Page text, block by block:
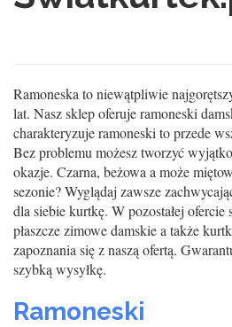
Ramoneska to niewątpliwie
lat. Nasz sklep oferuje ramoneski
charakteryzuje ramoneski to przede
Bez problemu możesz tworzyć
okazje. Czarna, beżowa a może
sezonie? Wyglądaj zawsze
dla siebie kurtkę. W pozostałej ofercie
płaszcze zimowe damskie a także
zapoznania się z naszą ofertą.
szybką wysyłkę.
Ramoneski